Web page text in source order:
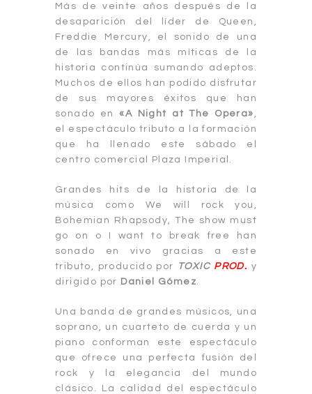
Más de veinte años después de la
desaparición del líder de Queen,
Freddie Mercury, el sonido de una
de las bandas más míticas de la
historia continúa sumando adeptos.
Muchos de ellos han podido disfrutar
de sus mayores éxitos que han
sonado en«A Night at The Opera»
el espectáculo tributo a la formación
que ha llenado este sábado el
centro comercial Plaza Imperial.
Grandes hits de la historia de la
música como We will rock you,
Bohemian Rhapsody, The show must
go on o I want to break free han
sonado en vivo gracias a este
tributo, producido por
TOXIC PROD. y
dirigido por Daniel Gómez
Una banda de grandes músicos, una
soprano, un cuarteto de cuerda y un
piano conforman este espectáculo
que ofrece una perfecta fusión del
rock y la elegancia del mundo
clásico. La calidad del espectáculo